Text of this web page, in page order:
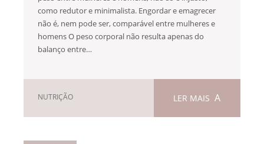
como redutor e minimalista. Engordar e emagrecer
não é, nem pode ser, comparável entre mulheres e
homens O peso corporal não resulta apenas do
balanço entre…
NUTRIÇÃO LER MAIS